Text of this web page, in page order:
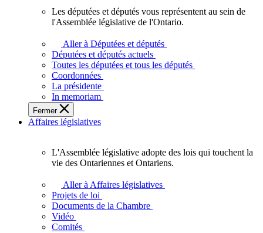
députés
vous
représentent
sein
de
l'Assemblée
législative
l'Ontario.
Les députées et députés vous représentent au sein de
l'Assemblée législative de l'Ontario.
Aller à Députées et députés
Députées et députés actuels
Toutes les députées et tous les députés
Coordonnées
La présidente
In memoriam
Fermer
Affaires législatives
L'Assemblée
adopte
touchent
L'Assemblée législative adopte des lois qui touchent la
vie des Ontariennes et Ontariens.
Aller à Affaires législatives
Projets de loi
Documents de la Chambre
Vidéo
Comités